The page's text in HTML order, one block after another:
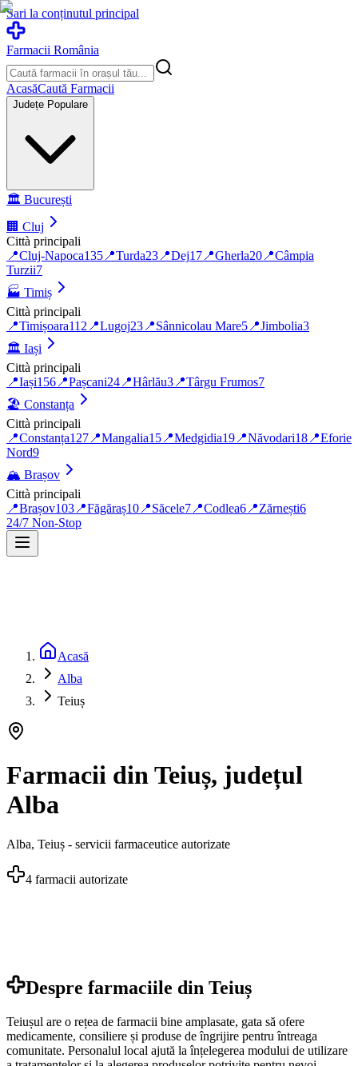
Sari la conținutul principal
Farmacii România
AcasăCaută Farmacii
Județe Populare
🏛️ București
🏢 Cluj
Città principali
📍Cluj-Napoca135 📍Turda23 📍Dej17 📍Gherla20 📍Câmpia
Turzii7
🏭 Timiș
Città principali
📍Timișoara112 📍Lugoj23 📍Sânnicolau Mare5 📍Jimbolia3
🏛️ Iași
Città principali
📍Iași156 📍Pașcani24 📍Hârlău3 📍Târgu Frumos7
🏖️ Constanța
Città principali
📍Constanța127 📍Mangalia15 📍Medgidia19 📍Năvodari18 📍Eforie
Nord9
🏔️ Brașov
Città principali
📍Brașov103 📍Făgăraș10 📍Săcele7 📍Codlea6 📍Zărnești6
24/7 Non-Stop
Acasă
Alba
Teiuș
Farmacii din Teiuș, județul
Alba
Alba, Teiuș - servicii farmaceutice autorizate
4 farmacii autorizate
Despre farmaciile din Teiuș
Teiușul are o rețea de farmacii bine amplasate, gata să ofere
medicamente, consiliere și produse de îngrijire pentru întreaga
comunitate. Personalul local ajută la înțelegerea modului de utilizare